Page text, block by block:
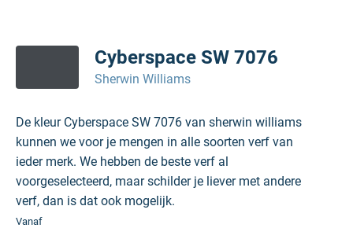
Cyberspace SW 7076
Sherwin Williams
De kleur Cyberspace SW 7076 van sherwin williams
kunnen we voor je mengen in alle soorten verf van
ieder merk. We hebben de beste verf al
voorgeselecteerd, maar schilder je liever met andere
verf, dan is dat ook mogelijk.
Vanaf